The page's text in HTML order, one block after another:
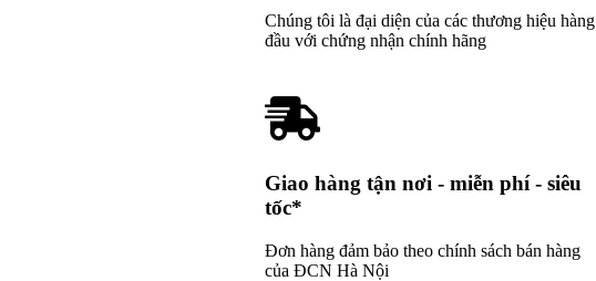
Chúng tôi là đại diện của các thương hiệu hàng
đầu với chứng nhận chính hãng
Giao hàng tận nơi - miễn phí - siêu
tốc*
Đơn hàng đảm bảo theo chính sách bán hàng
của ĐCN Hà Nội